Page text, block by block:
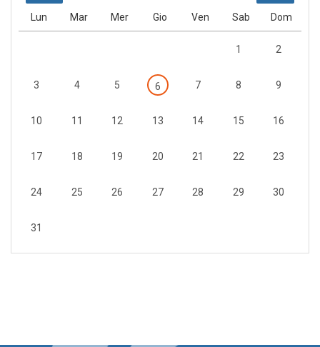
Lun Mar Mer Gio Ven Sab Dom
1 2
3 4 5 6 7 8 9
10 11 12 13 14 15 16
17 18 19 20 21 22 23
24 25 26 27 28 29 30
31